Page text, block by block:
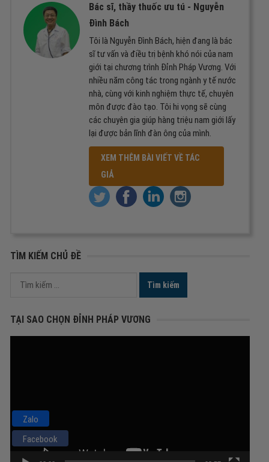
Bác sĩ, thầy thuốc ưu tú - Nguyễn
Đình Bách
Tôi là Nguyễn Đình Bách, hiện đang là bác
sĩ tư vấn và điều trị bệnh khó nói của nam
giới tại chương trình Đỉnh Pháp Vương. Với
nhiều năm công tác trong ngành y tế nước
nhà, cùng với kinh nghiệm thực tế, chuyên
môn được đào tạo. Tôi hi vọng sẽ cùng
các chuyên gia giúp hàng triệu nam giới lấy
lại được bản lĩnh đàn ông của mình.
XEM THÊM BÀI VIẾT VỀ TÁC
GIẢ
TÌM KIẾM CHỦ ĐỀ
Tìm
TẠI SAO CHỌN ĐỈNH PHÁP VƯƠNG
Zalo
Facebook